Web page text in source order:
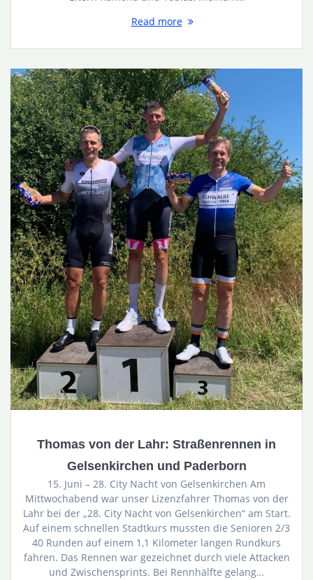
Read more
Thomas von der Lahr: Straßenrennen in
Gelsenkirchen und Paderborn
15. Juni – 28. City Nacht von Gelsenkirchen Am
Mittwochabend war unser Lizenzfahrer Thomas von der
Lahr bei der „28. City Nacht von Gelsenkirchen“ am Start.
Auf einem schnellen Stadtkurs mussten die Senioren 2/3
40 Runden auf einem 1,1 Kilometer langen Rundkurs
fahren. Das Rennen war gezeichnet durch viele Attacken
und Zwischensprints. Bei Rennhälfte gelang…